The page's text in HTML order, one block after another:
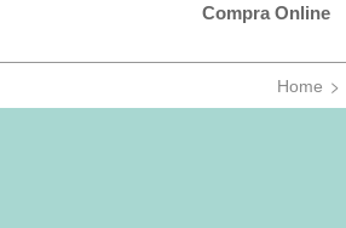
Compra Online
Home